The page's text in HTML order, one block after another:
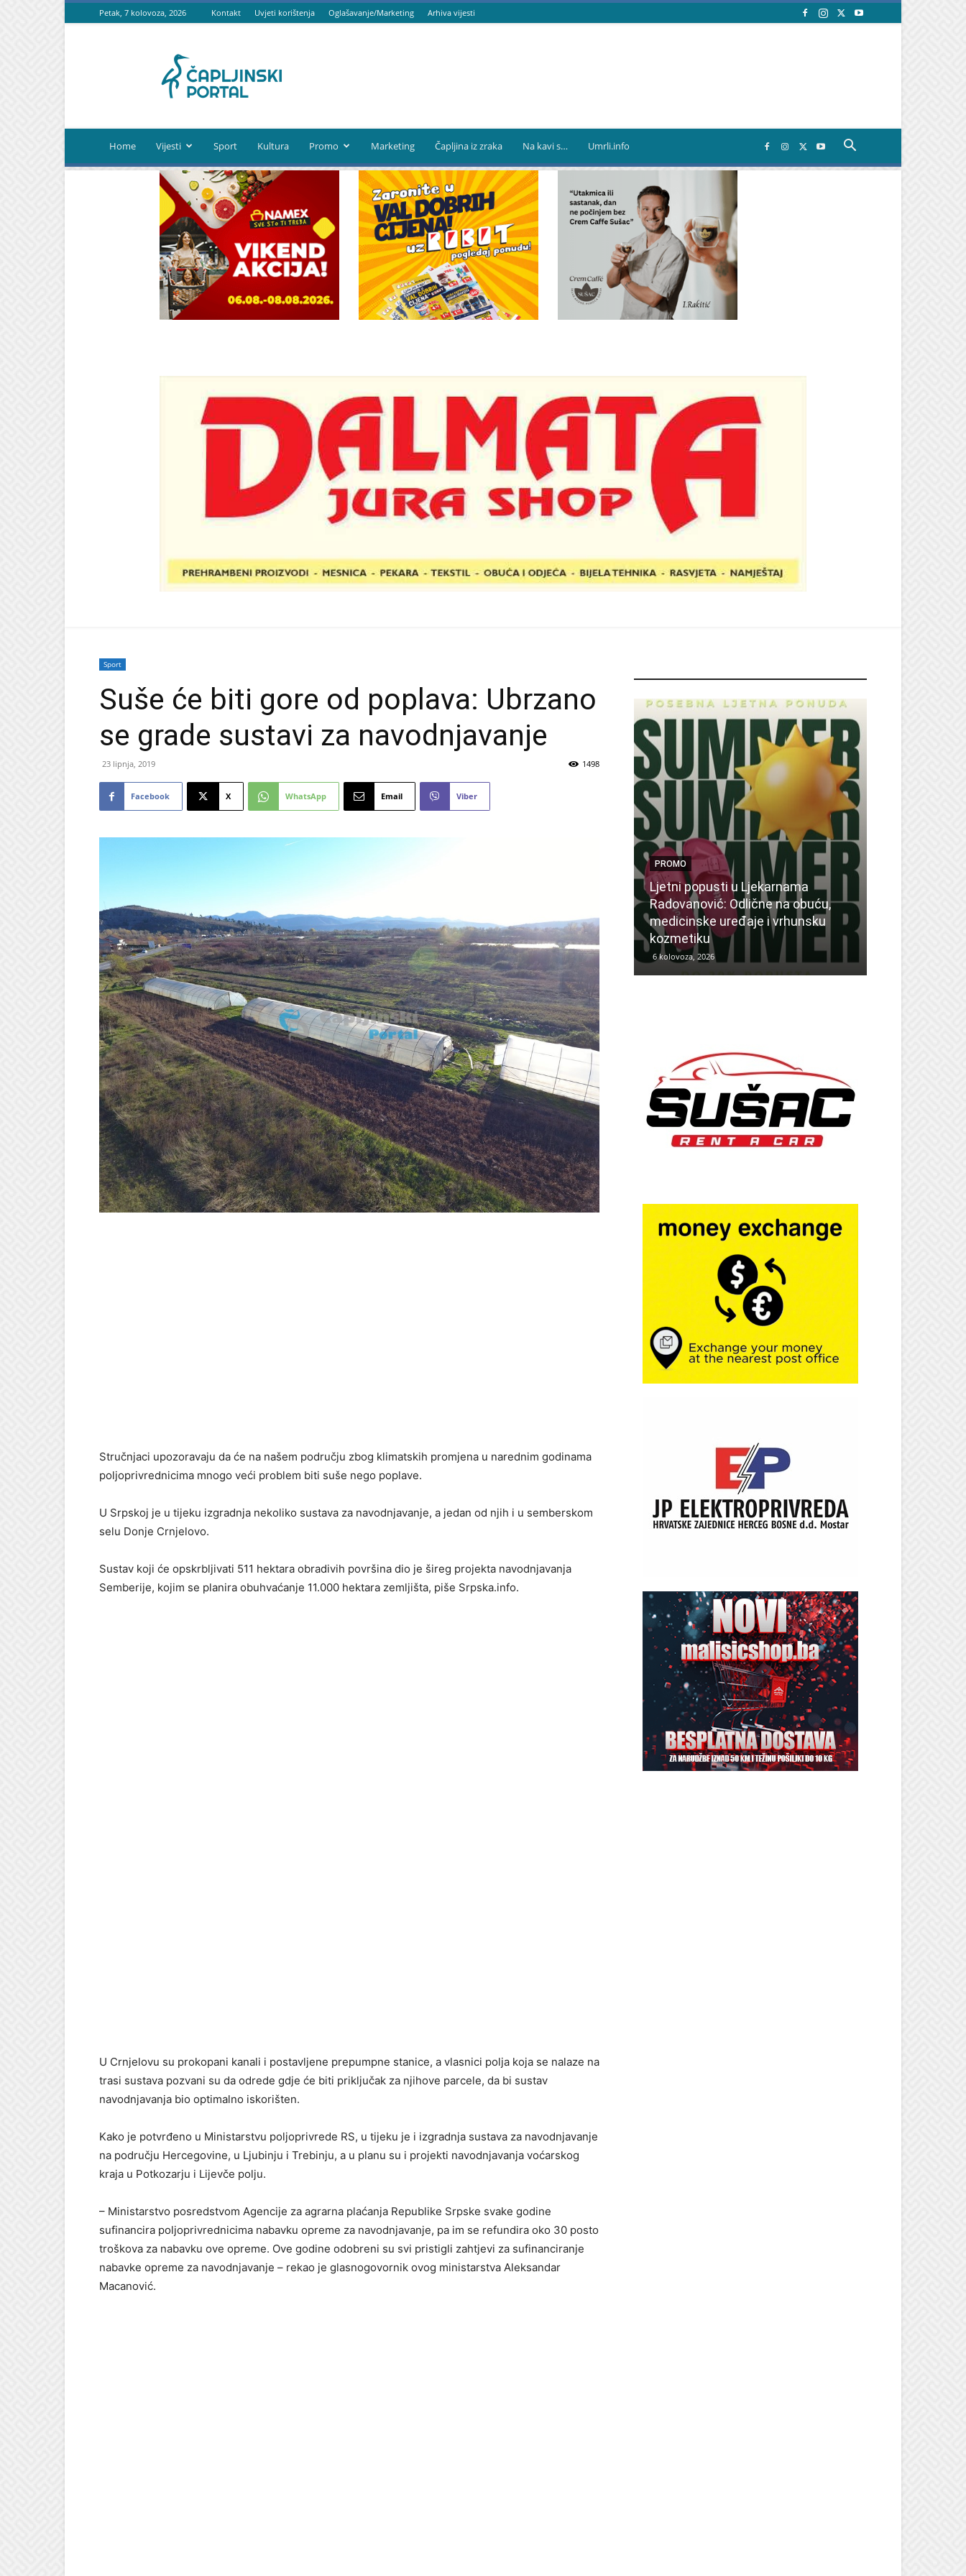
Petak, 7 kolovoza, 2026 Kontakt Uvjeti korištenja Oglašavanje/Marketing Arhiva vijesti
portal
Home Vijesti Sport Kultura Promo Marketing Čapljina iz zraka Na kavi s… Umrli.info
Sport
Suše će biti gore od poplava: Ubrzano
se grade sustavi za navodnjavanje
23 lipnja, 2019 1498
Facebook X WhatsApp Email Viber
Stručnjaci upozoravaju da će na našem području zbog klimatskih promjena u narednim godinama
poljoprivrednicima mnogo veći problem biti suše nego poplave.
U Srpskoj je u tijeku izgradnja nekoliko sustava za navodnjavanje, a jedan od njih i u semberskom
selu Donje Crnjelovo.
Sustav koji će opskrbljivati 511 hektara obradivih površina dio je šireg projekta navodnjavanja
Semberije, kojim se planira obuhvaćanje 11.000 hektara zemljišta, piše Srpska.info.
U Crnjelovu su prokopani kanali i postavljene prepumpne stanice, a vlasnici polja koja se nalaze na
trasi sustava pozvani su da odrede gdje će biti priključak za njihove parcele, da bi sustav
navodnjavanja bio optimalno iskorišten.
Kako je potvrđeno u Ministarstvu poljoprivrede RS, u tijeku je i izgradnja sustava za navodnjavanje
na području Hercegovine, u Ljubinju i Trebinju, a u planu su i projekti navodnjavanja voćarskog
kraja u Potkozarju i Lijevče polju.
– Ministarstvo posredstvom Agencije za agrarna plaćanja Republike Srpske svake godine
sufinancira poljoprivrednicima nabavku opreme za navodnjavanje, pa im se refundira oko 30 posto
troškova za nabavku ove opreme. Ove godine odobreni su svi pristigli zahtjevi za sufinanciranje
nabavke opreme za navodnjavanje – rekao je glasnogovornik ovog ministarstva Aleksandar
Macanović.
PROMO
Ljetni popusti u Ljekarnama
Radovanović: Odlične na obuću,
medicinske uređaje i vrhunsku
kozmetiku
6 kolovoza, 2026